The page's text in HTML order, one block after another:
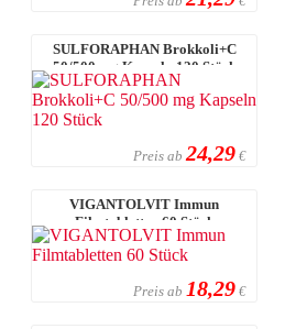
SULFORAPHAN Brokkoli+C
50/500 mg Kapseln 120 Stück
Preis ab 24,29 €
VIGANTOLVIT Immun
Filmtabletten 60 Stück
Preis ab 18,29 €